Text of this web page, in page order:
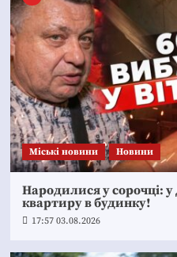
Mіські новини Новини
Народилися у сорочці:
квартиру в будинку!
17:57 03.08.2026